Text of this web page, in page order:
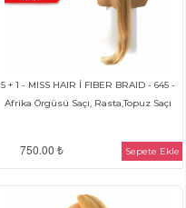
5 + 1 - MISS HAIR İ FIBER BRAID - 645 -
Afrika Örgüsü Saçı, Rasta,Topuz Saçı
750.00 ₺ Sepete Ekle